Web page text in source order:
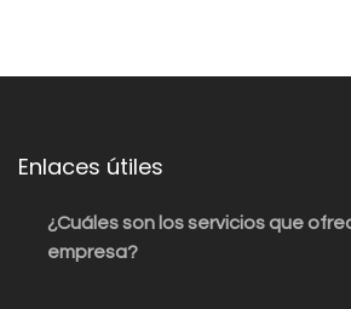
Enlaces útiles
¿Cuáles son los servicios que
empresa?